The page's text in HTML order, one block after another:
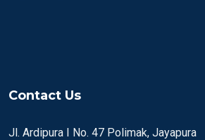
Contact Us
Jl. Ardipura I No. 47 Polimak, Jayapura